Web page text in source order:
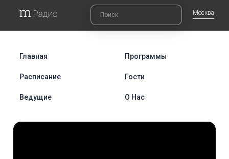
Москва
Главная Программы
Расписание Гости
Ведущие О Нас